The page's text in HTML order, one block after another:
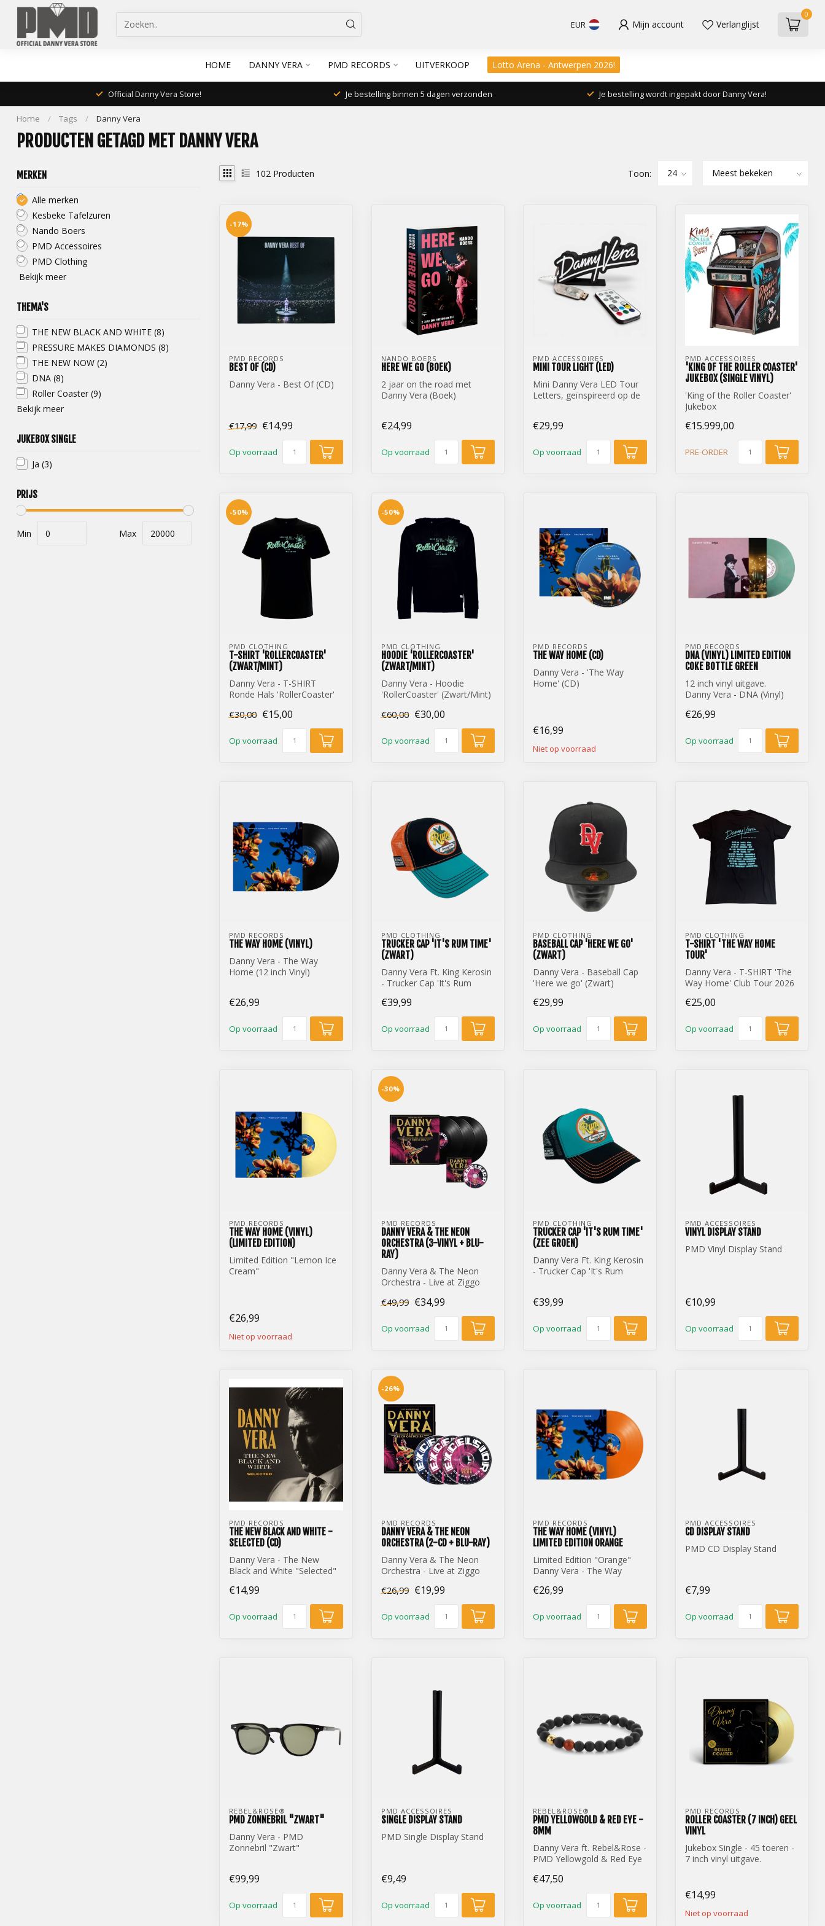
EUR Mijn account Verlanglijst
0
HOME DANNY VERA PMD RECORDS UITVERKOOP Lotto Arena - Antwerpen 2026!
Official Danny Vera Store! Je bestelling binnen 5 dagen verzonden Je bestelling wordt ingepakt door Danny Vera!
Home / Tags / Danny Vera
PRODUCTEN GETAGD MET DANNY VERA
MERKEN
Alle merken
Kesbeke Tafelzuren
Nando Boers
PMD Accessoires
PMD Clothing
Bekijk meer
THEMA'S
THE NEW BLACK AND WHITE (8)
PRESSURE MAKES DIAMONDS (8)
THE NEW NOW (2)
DNA (8)
Roller Coaster (9)
Bekijk meer
JUKEBOX SINGLE
Ja (3)
PRIJS
Min Max
102 Producten Toon:
-17%
PMD RECORDS
BEST OF (CD)
Danny Vera - Best Of (CD)
€17,99 €14,99
Op voorraad
NANDO BOERS
HERE WE GO (BOEK)
2 jaar on the road met
Danny Vera (Boek)
€24,99
Op voorraad
PMD ACCESSOIRES
MINI TOUR LIGHT (LED)
Mini Danny Vera LED Tour
Letters, geïnspireerd op de
€29,99
Op voorraad
PMD ACCESSOIRES
'KING OF THE ROLLER COASTER'
JUKEBOX (SINGLE VINYL)
'King of the Roller Coaster'
Jukebox
€15.999,00
PRE-ORDER
-50%
PMD CLOTHING
T-SHIRT 'ROLLERCOASTER'
(ZWART/MINT)
Danny Vera - T-SHIRT
Ronde Hals 'RollerCoaster'
€30,00 €15,00
Op voorraad
-50%
PMD CLOTHING
HOODIE 'ROLLERCOASTER'
(ZWART/MINT)
Danny Vera - Hoodie
'RollerCoaster' (Zwart/Mint)
€60,00 €30,00
Op voorraad
PMD RECORDS
THE WAY HOME (CD)
Danny Vera - 'The Way
Home' (CD)
€16,99
Niet op voorraad
PMD RECORDS
DNA (VINYL) LIMITED EDITION
COKE BOTTLE GREEN
12 inch vinyl uitgave.
Danny Vera - DNA (Vinyl)
Gre...
€26,99
Op voorraad
PMD RECORDS
THE WAY HOME (VINYL)
Danny Vera - The Way
Home (12 inch Vinyl)
€26,99
Op voorraad
PMD CLOTHING
TRUCKER CAP 'IT'S RUM TIME'
(ZWART)
Danny Vera Ft. King Kerosin
- Trucker Cap 'It's Rum
€39,99
Op voorraad
PMD CLOTHING
BASEBALL CAP 'HERE WE GO'
(ZWART)
Danny Vera - Baseball Cap
'Here we go' (Zwart)
€29,99
Op voorraad
PMD CLOTHING
T-SHIRT 'THE WAY HOME
TOUR'
Danny Vera - T-SHIRT 'The
Way Home' Club Tour 2026
€25,00
Op voorraad
PMD RECORDS
THE WAY HOME (VINYL)
(LIMITED EDITION)
Limited Edition "Lemon Ice
Cream"
€26,99
Niet op voorraad
-30%
PMD RECORDS
DANNY VERA & THE NEON
ORCHESTRA (3-VINYL + BLU-
RAY)
Danny Vera & The Neon
Orchestra - Live at Ziggo
€49,99 €34,99
Op voorraad
PMD CLOTHING
TRUCKER CAP 'IT'S RUM TIME'
(ZEE GROEN)
Danny Vera Ft. King Kerosin
- Trucker Cap 'It's Rum
€39,99
Op voorraad
PMD ACCESSOIRES
VINYL DISPLAY STAND
PMD Vinyl Display Stand
€10,99
Op voorraad
PMD RECORDS
THE NEW BLACK AND WHITE -
SELECTED (CD)
Danny Vera - The New
Black and White "Selected"
€14,99
Op voorraad
-26%
PMD RECORDS
DANNY VERA & THE NEON
ORCHESTRA (2-CD + BLU-RAY)
Danny Vera & The Neon
Orchestra - Live at Ziggo
€26,99 €19,99
Op voorraad
PMD RECORDS
THE WAY HOME (VINYL)
LIMITED EDITION ORANGE
Limited Edition "Orange"
Danny Vera - The Way
€26,99
Op voorraad
PMD ACCESSOIRES
CD DISPLAY STAND
PMD CD Display Stand
€7,99
Op voorraad
REBEL&ROSE®
PMD ZONNEBRIL "ZWART"
Danny Vera - PMD
Zonnebril "Zwart"
€99,99
Op voorraad
PMD ACCESSOIRES
SINGLE DISPLAY STAND
PMD Single Display Stand
€9,49
Op voorraad
REBEL&ROSE®
PMD YELLOWGOLD & RED EYE -
8MM
Danny Vera ft. Rebel&Rose -
PMD Yellowgold & Red Eye
€47,50
Op voorraad
PMD RECORDS
ROLLER COASTER (7 INCH) GEEL
VINYL
Jukebox Single - 45 toeren -
7 inch vinyl uitgave.
€14,99
Niet op voorraad